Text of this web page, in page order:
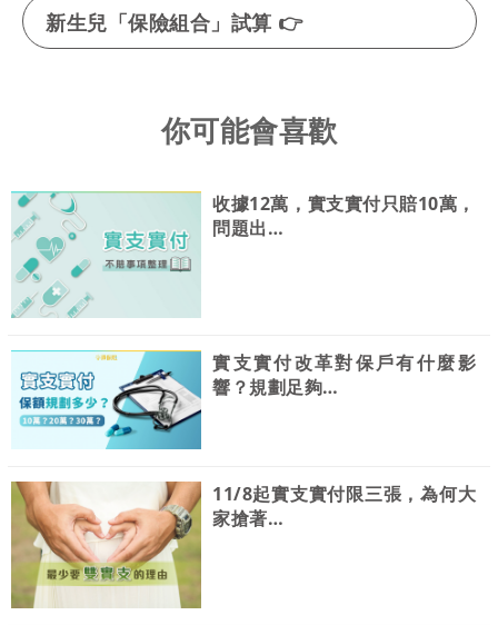
新生兒「保險組合」試算 👉
你可能會喜歡
收據12萬，實支實付只賠10萬，
問題出…
實支實付改革對保戶有什麼影
響？規劃足夠…
11/8起實支實付限三張，為何大
家搶著…